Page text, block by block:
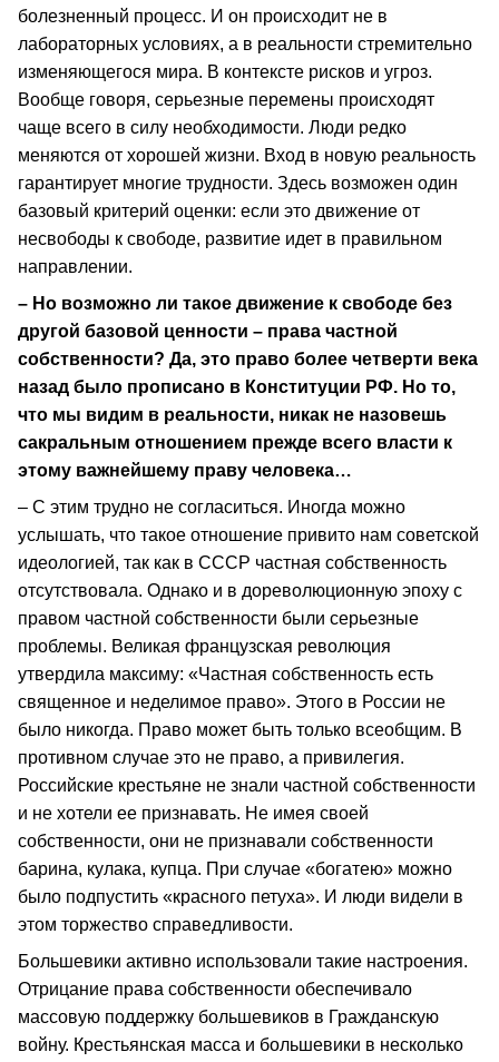
болезненный процесс. И он происходит не в
лабораторных условиях, а в реальности стремительно
изменяющегося мира. В контексте рисков и угроз.
Вообще говоря, серьезные перемены происходят
чаще всего в силу необходимости. Люди редко
меняются от хорошей жизни. Вход в новую реальность
гарантирует многие трудности. Здесь возможен один
базовый критерий оценки: если это движение от
несвободы к свободе, развитие идет в правильном
направлении.
– Но возможно ли такое движение к свободе без
другой базовой ценности – права частной
собственности? Да, это право более четверти века
назад было прописано в Конституции РФ. Но то,
что мы видим в реальности, никак не назовешь
сакральным отношением прежде всего власти к
этому важнейшему праву человека…
– С этим трудно не согласиться. Иногда можно
услышать, что такое отношение привито нам советской
идеологией, так как в СССР частная собственность
отсутствовала. Однако и в дореволюционную эпоху с
правом частной собственности были серьезные
проблемы. Великая французская революция
утвердила максиму: «Частная собственность есть
священное и неделимое право». Этого в России не
было никогда. Право может быть только всеобщим. В
противном случае это не право, а привилегия.
Российские крестьяне не знали частной собственности
и не хотели ее признавать. Не имея своей
собственности, они не признавали собственности
барина, кулака, купца. При случае «богатею» можно
было подпустить «красного петуха». И люди видели в
этом торжество справедливости.
Большевики активно использовали такие настроения.
Отрицание права собственности обеспечивало
массовую поддержку большевиков в Гражданскую
войну. Крестьянская масса и большевики в несколько